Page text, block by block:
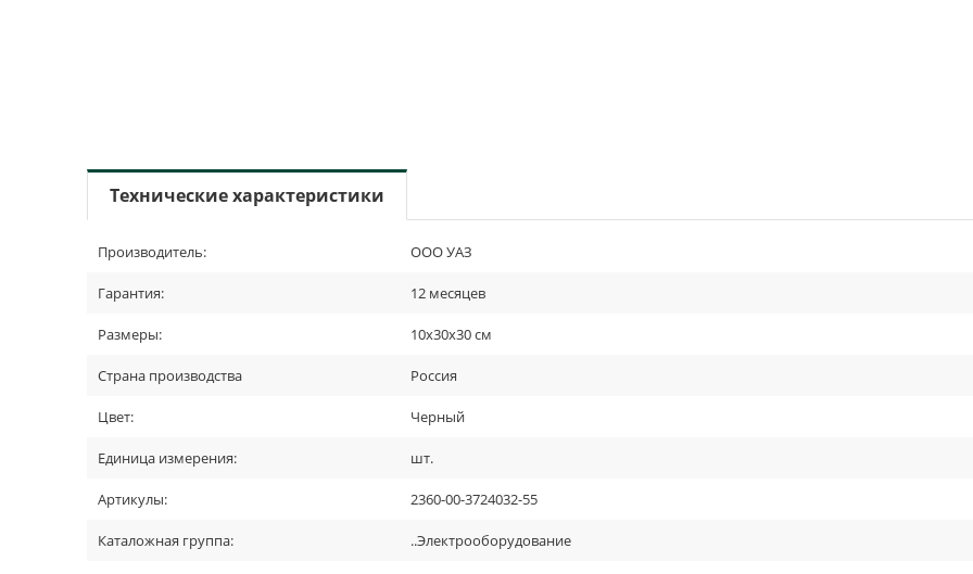
Технические характеристики
Производитель: ООО УАЗ
Гарантия: 12 месяцев
Размеры: 10х30х30 см
Страна производства Россия
Цвет: Черный
Единица измерения: шт.
Артикулы: 2360-00-3724032-55
Каталожная группа: ..Электрооборудование